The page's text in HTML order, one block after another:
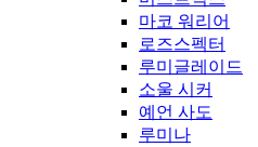
마코 워리어
로즈스펙터
루미글레이드
소울 시커
예언 사도
루미나